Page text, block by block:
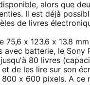
alors que
Il est déjà
de livres
75,6 x 123.6 x 13.8
avec batterie, le Sony
80 livres
et de les lire sur son
x 600 pixels. A ce